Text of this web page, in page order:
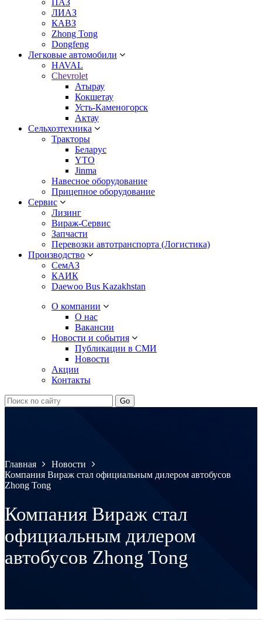
ПАЗ
ЛИАЗ
КАВЗ
Zhong Tong
Dongfeng
Легковые автомобили
HAVAL
Chevrolet
Атырау
Кокшетау
Усть-Каменогорск
Актау
Сельхозтехника
Тракторы
Беларус
YTO
Jinma
Навесное оборудование
Прицепное оборудование
Сервис
Лизинг
Вираж-Сервис
Запчасти
Перевозки автотранспорта (Логистика)
Производство
СемАЗ
КАИК
Daewoo Bus Kazakhstan
О компании
О нас
Вакансии
Новости и события
Публикации в СМИ
Новости
Акции
Контакты
Главная
Новости
Компания Вираж стал официальным дилером автобусов
Zhong Tong
Компания Вираж стал
официальным дилером
автобусов Zhong Tong